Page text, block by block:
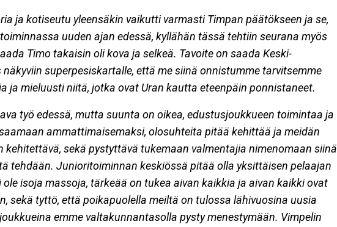
ja kotiseutu yleensäkin vaikutti varmasti Timpan päätökseen ja se,
uuden ajan edessä, kyllähän tässä tehtiin seurana myös
Timo takaisin oli kova ja selkeä. Tavoite on saada Keski-
superpesiskartalle, että me siinä onnistumme tarvitsemme
ja mieluusti niitä, jotka ovat Uran kautta eteenpäin ponnistaneet.
työ edessä, mutta suunta on oikea, edustusjoukkueen toimintaa ja
ammattimaisemaksi, olosuhteita pitää kehittää ja meidän
kehitettävä, sekä pystyttävä tukemaan valmentajia nimenomaan siinä
tehdään. Junioritoiminnan keskiössä pitää olla yksittäisen pelaajan
isoja massoja, tärkeää on tukea aivan kaikkia ja aivan kaikki ovat
sekä tyttö, että poikapuolella meiltä on tulossa lähivuosina uusia
emme valtakunnantasolla pysty menestymään. Vimpelin